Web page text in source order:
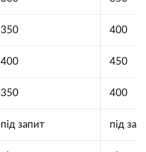
350 400
400 450
350 400
під запит під